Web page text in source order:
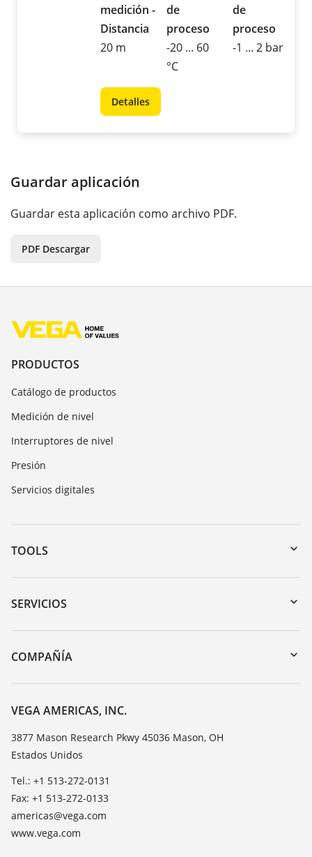
medición -
Distancia
20 m
de
proceso
-20 ... 60
°C
de
proceso
-1 ... 2 bar
Detalles
Guardar aplicación
Guardar esta aplicación como archivo PDF.
PDF Descargar
PRODUCTOS
Catálogo de productos
Medición de nivel
Interruptores de nivel
Presión
Servicios digitales
TOOLS
Zona de descarga
Búsqueda por número de serie
DTM Collection/PACTware
SERVICIOS
Devolución de instrumentos
Cursos de formacion
TeamViewer
COMPAÑÍA
Acerca de VEGA
Contacto
Notícias
Prensa
Blog
VEGA AMERICAS, INC.
3877 Mason Research Pkwy 45036 Mason, OH
Estados Unidos
Tel.: +1 513-272-0131
Fax: +1 513-272-0133
americas@vega.com
www.vega.com